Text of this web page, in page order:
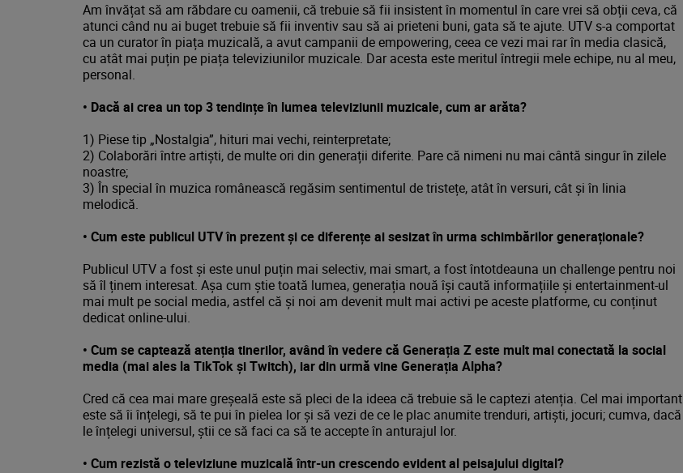
Am învățat să am răbdare cu oamenii, că trebuie să fii insistent în momentul în care vrei să obții ceva, că
atunci când nu ai buget trebuie să fii inventiv sau să ai prieteni buni, gata să te ajute. UTV s-a comportat
ca un curator în piața muzicală, a avut campanii de empowering, ceea ce vezi mai rar în media clasică,
cu atât mai puțin pe piața televiziunilor muzicale. Dar acesta este meritul întregii mele echipe, nu al meu,
personal.
• Dacă ai crea un top 3 tendințe în lumea televiziunii muzicale, cum ar arăta?
1) Piese tip „Nostalgia”, hituri mai vechi, reinterpretate;
2) Colaborări între artiști, de multe ori din generații diferite. Pare că nimeni nu mai cântă singur în zilele
noastre;
3) În special în muzica românească regăsim sentimentul de tristețe, atât în versuri, cât și în linia
melodică.
• Cum este publicul UTV în prezent și ce diferențe ai sesizat în urma schimbărilor generaționale?
Publicul UTV a fost și este unul puțin mai selectiv, mai smart, a fost întotdeauna un challenge pentru noi
să îl ținem interesat. Așa cum știe toată lumea, generația nouă își caută informațiile și entertainment-ul
mai mult pe social media, astfel că și noi am devenit mult mai activi pe aceste platforme, cu conținut
dedicat online-ului.
• Cum se captează atenția tinerilor, având în vedere că Generația Z este mult mai conectată la social
media (mai ales la TikTok și Twitch), iar din urmă vine Generația Alpha?
Cred că cea mai mare greșeală este să pleci de la ideea că trebuie să le captezi atenția. Cel mai important
este să îi înțelegi, să te pui în pielea lor și să vezi de ce le plac anumite trenduri, artiști, jocuri; cumva, dacă
le înțelegi universul, știi ce să faci ca să te accepte în anturajul lor.
• Cum rezistă o televiziune muzicală într-un crescendo evident al peisajului digital?